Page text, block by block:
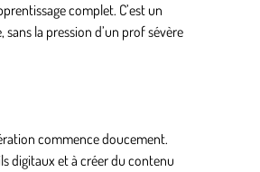
complet. C’est un
la pression d’un prof sévère
commence doucement.
digitaux et à créer du contenu